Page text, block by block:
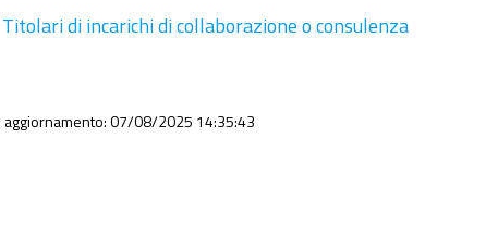
Titolari di incarichi di collaborazione o consulenza
aggiornamento: 07/08/2025 14:35:43